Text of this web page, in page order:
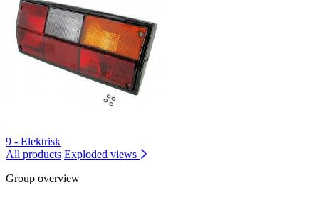
9 - Elektrisk
All products Exploded views
Group overview